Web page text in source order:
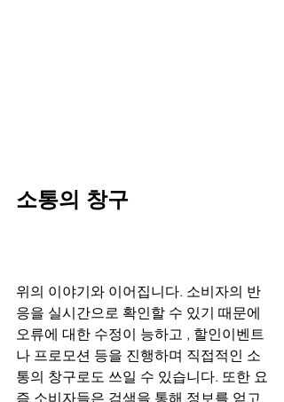
소통의 창구
위의 이야기와 이어집니다. 소비자의 반
응을 실시간으로 확인할 수 있기 때문에
오류에 대한 수정이 능하고 , 할인이벤트
나 프로모션 등을 진행하며 직접적인 소
통의 창구로도 쓰일 수 있습니다. 또한 요
즘 소비자들은 검색을 통해 정보를 얻고